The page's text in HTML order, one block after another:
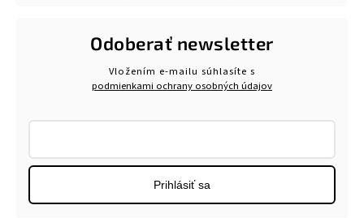
Odoberať newsletter
Vložením e-mailu súhlasíte s
podmienkami ochrany osobných údajov
Prihlásiť sa